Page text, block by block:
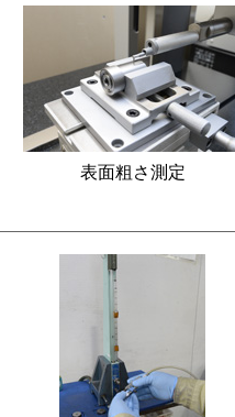
表面粗さ測定